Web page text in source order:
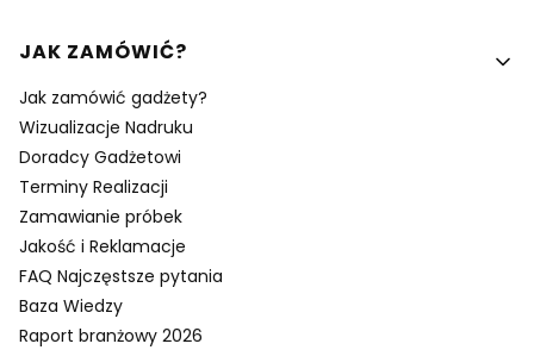
Linki w stopce
JAK ZAMÓWIĆ?
Jak zamówić gadżety?
Wizualizacje Nadruku
Doradcy Gadżetowi
Terminy Realizacji
Zamawianie próbek
Jakość i Reklamacje
FAQ Najczęstsze pytania
Baza Wiedzy
Raport branżowy 2026